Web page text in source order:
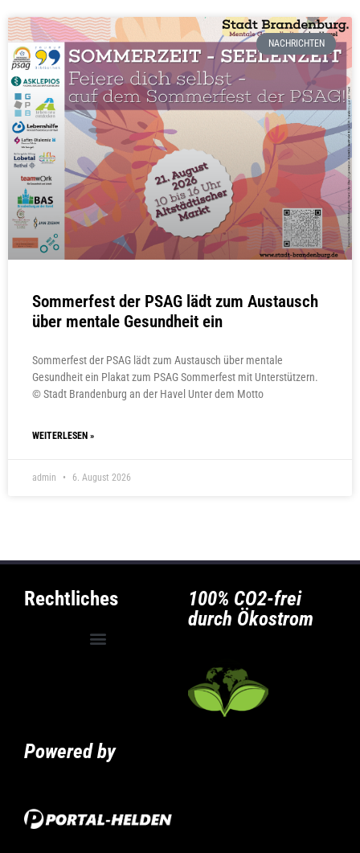
NACHRICHTEN
Sommerfest der PSAG lädt zum Austausch
über mentale Gesundheit ein
Sommerfest der PSAG lädt zum Austausch über mentale
Gesundheit ein Plakat zum PSAG Sommerfest mit Unterstützern.
© Stadt Brandenburg an der Havel Unter dem Motto
WEITERLESEN »
admin 6. August 2026
Rechtliches
100% CO2-frei
durch Ökostrom
Powered by